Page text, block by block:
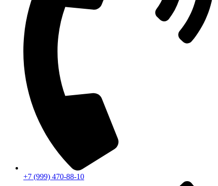
+7 (999) 470-88-10